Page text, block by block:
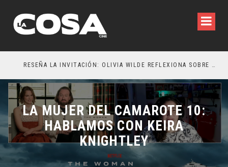
RESEÑA LA INVITACIÓN: OLIVIA WILDE REFLEXIONA SOBRE LA VIDA CONYUGAL
LA MUJER DEL CAMAROTE 10:
HABLAMOS CON KEIRA
KNIGHTLEY